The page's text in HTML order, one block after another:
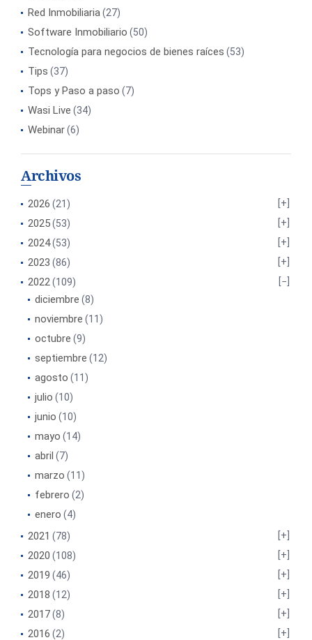
Red Inmobiliaria(27)
Software Inmobiliario (50)
Tecnología para negocios de bienes raíces (53)
Tips (37)
Tops y Paso a paso (7)
Wasi Live (34)
Webinar(6)
Archivos
2026 (21)
2025(53)
2024(53)
2023 (86)
2022(109)
diciembre (8)
noviembre (11)
octubre (9)
septiembre (12)
agosto (11)
julio (10)
junio (10)
mayo (14)
abril (7)
marzo (11)
febrero (2)
enero (4)
2021 (78)
2020 (108)
2019 (46)
2018 (12)
2017(8)
2016 (2)